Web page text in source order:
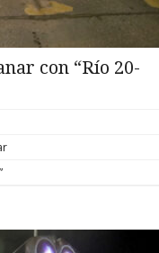
con “Río 20-